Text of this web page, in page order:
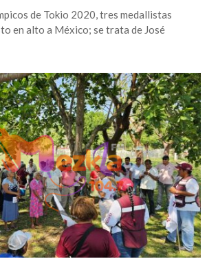
de Tokio 2020, tres medallistas
en alto a México; se trata de José